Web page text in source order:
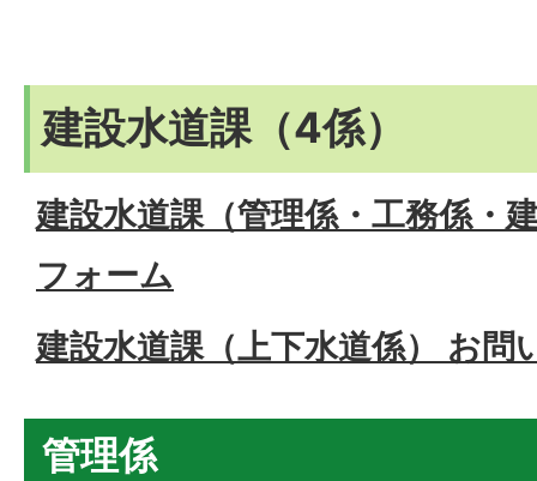
建設水道課（4係）
建設水道課（管理係・工務係・
フォーム
建設水道課（上下水道係） お問
管理係